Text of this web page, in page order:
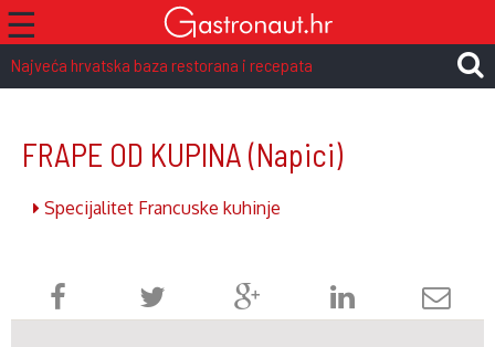
☰
Najveća hrvatska baza restorana i recepata
FRAPE OD KUPINA (Napici)
Specijalitet Francuske kuhinje